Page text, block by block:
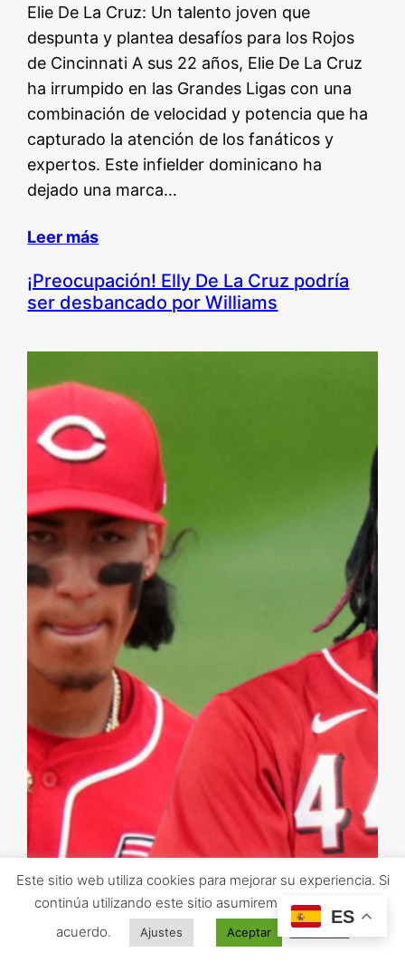
Elie De La Cruz: Un talento joven que
despunta y plantea desafíos para los Rojos
de Cincinnati A sus 22 años, Elie De La Cruz
ha irrumpido en las Grandes Ligas con una
combinación de velocidad y potencia que ha
capturado la atención de los fanáticos y
expertos. Este infielder dominicano ha
dejado una marca…
Leer más
¡Preocupación! Elly De La Cruz podría
ser desbancado por Williams
Este sitio web utiliza cookies para mejorar su experiencia. Si
continúa utilizando este sitio asumiremos que está de
acuerdo.
Ajustes Aceptar Leer más
ES